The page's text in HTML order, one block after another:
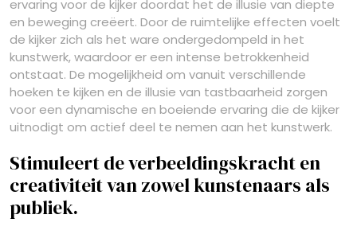
ervaring voor de kijker doordat het de illusie van diepte
en beweging creëert. Door de ruimtelijke effecten voelt
de kijker zich als het ware ondergedompeld in het
kunstwerk, waardoor er een intense betrokkenheid
ontstaat. De mogelijkheid om vanuit verschillende
hoeken te kijken en de illusie van tastbaarheid zorgen
voor een dynamische en boeiende ervaring die de kijker
uitnodigt om actief deel te nemen aan het kunstwerk.
Stimuleert de verbeeldingskracht en
creativiteit van zowel kunstenaars als
publiek.